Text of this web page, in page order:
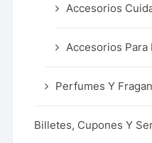
Accesorios
Accesorios Para
Perfumes Y
Billetes, Cupones Y